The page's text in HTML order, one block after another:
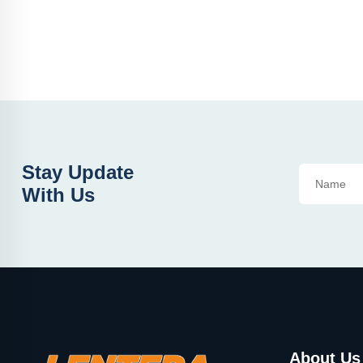
Stay Update
With Us
About Us